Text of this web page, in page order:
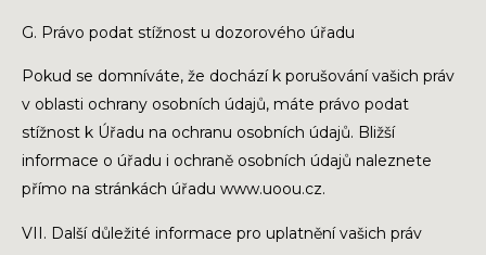
G. Právo podat stížnost u dozorového úřadu
Pokud se domníváte, že dochází k porušování vašich práv
v oblasti ochrany osobních údajů, máte právo podat
stížnost k Úřadu na ochranu osobních údajů. Bližší
informace o úřadu i ochraně osobních údajů naleznete
přímo na stránkách úřadu www.uoou.cz.
VII. Další důležité informace pro uplatnění vašich práv